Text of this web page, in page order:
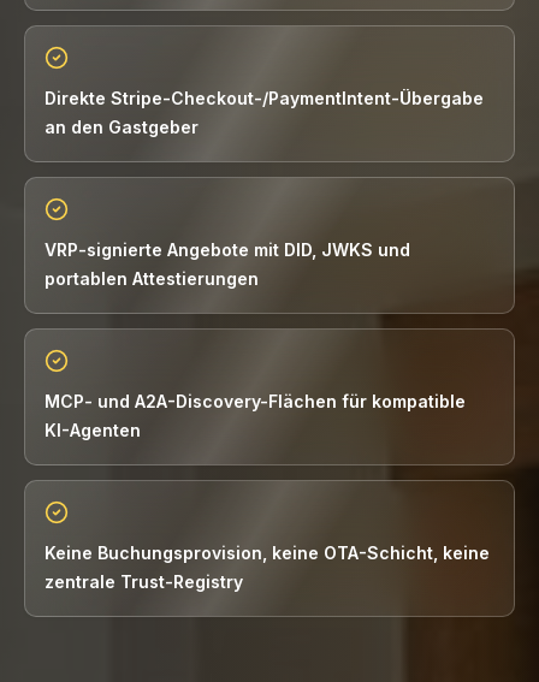
Direkte Stripe-Checkout-/PaymentIntent-Übergabe
an den Gastgeber
VRP-signierte Angebote mit DID, JWKS und
portablen Attestierungen
MCP- und A2A-Discovery-Flächen für kompatible
KI-Agenten
Keine Buchungsprovision, keine OTA-Schicht, keine
zentrale Trust-Registry